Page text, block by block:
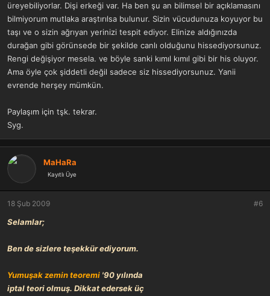
üreyebiliyorlar. Dişi erkeği var. Ha ben şu an bilimsel bir açıklamasını
bilmiyorum mutlaka araştırılsa bulunur. Sizin vücudunuza koyuyor bu
taşı ve o sizin ağrıyan yerinizi tespit ediyor. Elinize aldığınızda
durağan gibi görünsede bir şekilde canlı olduğunu hissediyorsunuz.
Rengi değişiyor mesela. ve böyle sanki kımıl kımıl gibi bir his oluyor.
Ama öyle çok şiddetli değil sadece siz hissediyorsunuz. Yanii
evrende herşey mümkün.
Paylaşım için tşk. tekrar.
Syg.
MaHaRa
Kayıtlı Üye
18 Şub 2009 #6
Selamlar;
Ben de sizlere teşekkür ediyorum.
Yumuşak zemin teoremi '90 yılında
iptal teori olmuş. Dikkat edersek üç